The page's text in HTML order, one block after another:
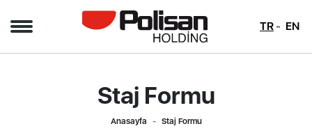
TR EN
Staj Formu
Anasayfa Staj Formu